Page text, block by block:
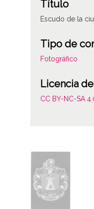
Título
Escudo de la
Tipo de
Fotográfico
Licencia
CC BY-NC-SA